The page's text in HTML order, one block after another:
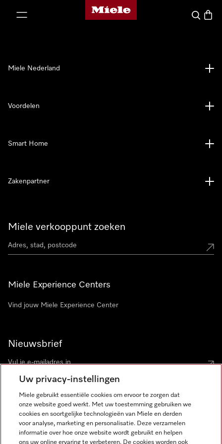
Homepage van Miele
Wat zoek
Miele verkooppunt zoeken
Miele Experience Centers
Vind jouw Miele Experience Center
Nieuwsbrief
Miele Nederland
Voordelen
Smart Home
Zakenpartner
Miele op Instagram
Miele op Facebook
Miele op Youtube
Uw privacy-instellingen
Miele gebruikt essentiële cookies om ervoor te zorgen dat
onze website goed werkt. Met uw toestemming gebruiken we
cookies en soortgelijke technologieën van Miele en derden
voor analyse, marketing en personalisatie. Deze verzamelen
informatie over hoe onze website wordt gebruikt en helpen
ons uw online ervaring te verbeteren. De cookies worden ook